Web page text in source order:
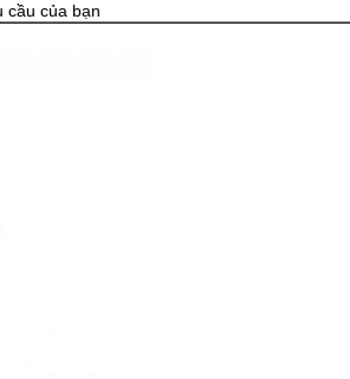
cầu của bạn